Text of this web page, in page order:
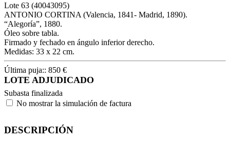
Lote 63 (40043095)
ANTONIO CORTINA (Valencia, 1841- Madrid, 1890).
“Alegoría”, 1880.
Óleo sobre tabla.
Firmado y fechado en ángulo inferior derecho.
Medidas: 33 x 22 cm.
Última puja:: 850 €
LOTE ADJUDICADO
Subasta finalizada
No mostrar la simulación de factura
DESCRIPCIÓN